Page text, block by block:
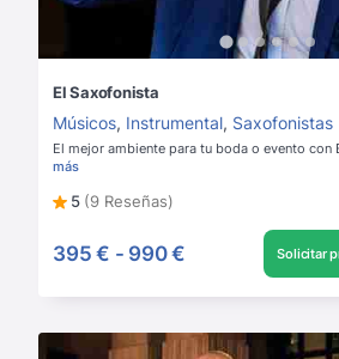
El Saxofonista
Músicos, Instrumental, Saxofonistas
El mejor ambiente para tu boda o evento con
más
5 (9 Reseñas)
395 € - 990 € Solicitar